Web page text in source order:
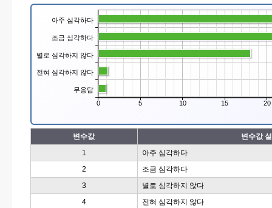
아주 심각하다
조금 심각하다
별로 심각하지 않다
전혀 심각하지 않다
무응답
0 5 10 15 20
변수값
변수값
1
아주 심각하다
2
조금 심각하다
3
별로 심각하지 않다
4
전혀 심각하지 않다